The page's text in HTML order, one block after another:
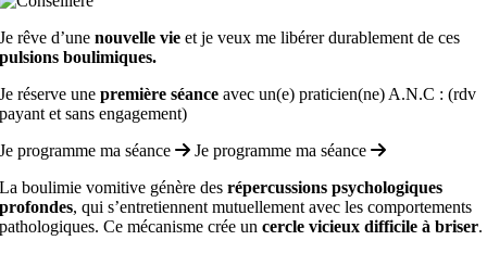
Je rêve d’unenouvelle vie et je veux me libérer durablement de ces
pulsions boulimiques.
Je réserve unepremière séance avec un(e) praticien(ne) A.N.C : (rdv
payant et sans engagement)
Je programme ma séance
Je programme ma séance
La boulimie vomitive génère desrépercussions psychologiques
profondes, qui s’entretiennent mutuellement avec les comportements
pathologiques. Ce mécanisme crée uncercle vicieux difficile à briser.